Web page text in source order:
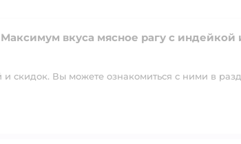
вкуса мясное рагу с индейкой
скидок. Вы можете ознакомиться с ними в